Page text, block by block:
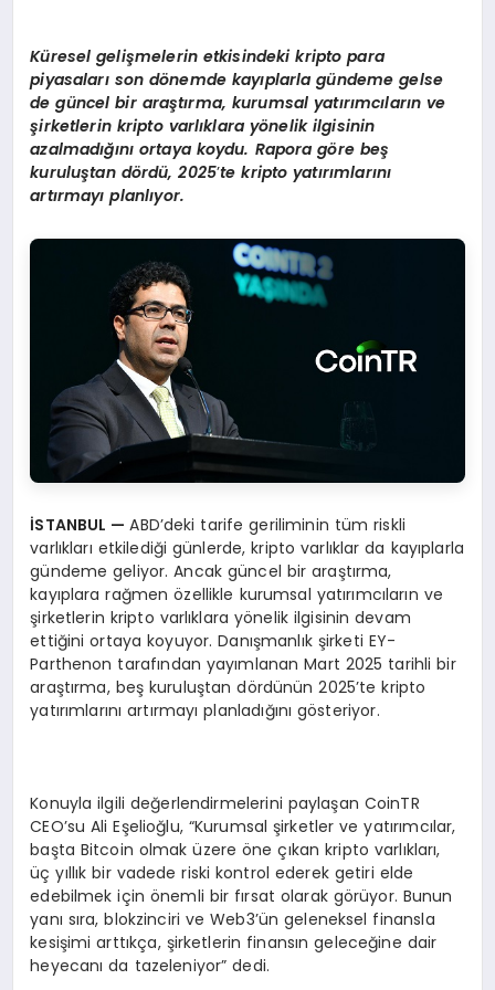
Küresel gelişmelerin etkisindeki kripto para
piyasaları son dönemde kayıplarla gündeme gelse
de güncel bir araştırma, kurumsal yatırımcıların ve
şirketlerin kripto varlıklara yönelik ilgisinin
azalmadığını ortaya koydu. Rapora göre beş
kuruluştan dördü, 2025’te kripto yatırımlarını
artırmayı planlıyor.
İSTANBUL —ABD’deki tarife geriliminin tüm riskli
varlıkları etkilediği günlerde, kripto varlıklar da kayıplarla
gündeme geliyor. Ancak güncel bir araştırma,
kayıplara rağmen özellikle kurumsal yatırımcıların ve
şirketlerin kripto varlıklara yönelik ilgisinin devam
ettiğini ortaya koyuyor. Danışmanlık şirketi EY-
Parthenon tarafından yayımlanan Mart 2025 tarihli bir
araştırma, beş kuruluştan dördünün 2025’te kripto
yatırımlarını artırmayı planladığını gösteriyor.
Konuyla ilgili değerlendirmelerini paylaşan CoinTR
CEO’su Ali Eşelioğlu, “Kurumsal şirketler ve yatırımcılar,
başta Bitcoin olmak üzere öne çıkan kripto varlıkları,
üç yıllık bir vadede riski kontrol ederek getiri elde
edebilmek için önemli bir fırsat olarak görüyor. Bunun
yanı sıra, blokzinciri ve Web3’ün geleneksel finansla
kesişimi arttıkça, şirketlerin finansın geleceğine dair
heyecanı da tazeleniyor” dedi.